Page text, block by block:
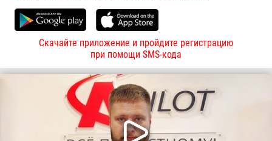
Скачайте приложение и пройдите регистрацию
при помощи SMS-кода